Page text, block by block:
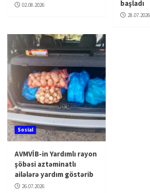
02.08.2026
başladı
28.07.2026
Sosial
AVMVİB-in Yardımlı rayon
şöbəsi aztəminatlı
ailələrə yardım göstərib
26.07.2026